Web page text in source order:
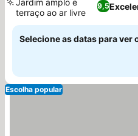
9,5
Jardim amplo e
terraço ao ar livre
Selecione as datas para ver
Escolha popular